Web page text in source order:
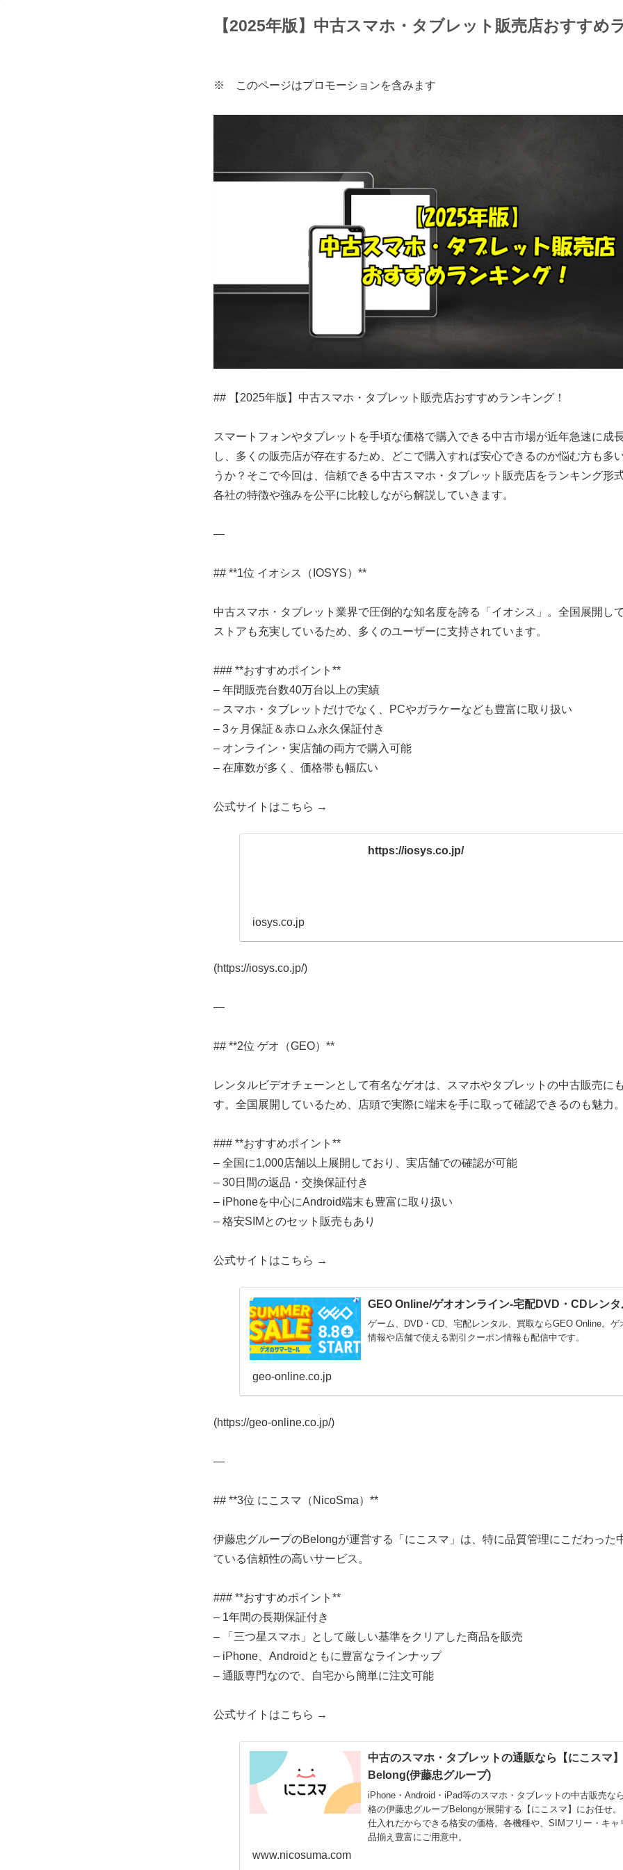
【2025年版】中古スマホ・タブレット販売店おすすめ
※ このページはプロモーションを含みます
## 【2025年版】中古スマホ・タブレット販売店おすすめランキング！
スマートフォンやタブレットを手頃な価格で購入できる中古市場が近年急速に成
し、多くの販売店が存在するため、どこで購入すれば安心できるのか悩む方も多
うか？そこで今回は、信頼できる中古スマホ・タブレット販売店をランキング形
各社の特徴や強みを公平に比較しながら解説していきます。
—
## **1位 イオシス（IOSYS）**
中古スマホ・タブレット業界で圧倒的な知名度を誇る「イオシス」。全国展開し
ストアも充実しているため、多くのユーザーに支持されています。
### **おすすめポイント**
– 年間販売台数40万台以上の実績
– スマホ・タブレットだけでなく、PCやガラケーなども豊富に取り扱い
– 3ヶ月保証＆赤ロム永久保証付き
– オンライン・実店舗の両方で購入可能
– 在庫数が多く、価格帯も幅広い
公式サイトはこちら →
https://iosys.co.jp/
iosys.co.jp
(https://iosys.co.jp/)
—
## **2位 ゲオ（GEO）**
レンタルビデオチェーンとして有名なゲオは、スマホやタブレットの中古販売に
す。全国展開しているため、店頭で実際に端末を手に取って確認できるのも魅力。
### **おすすめポイント**
– 全国に1,000店舗以上展開しており、実店舗での確認が可能
– 30日間の返品・交換保証付き
– iPhoneを中心にAndroid端末も豊富に取り扱い
– 格安SIMとのセット販売もあり
公式サイトはこちら →
GEO Online/ゲオオンライン-宅配DVD・CDレンタ
ゲーム、DVD・CD、宅配レンタル、買取ならGEO Online。ゲ
情報や店舗で使える割引クーポン情報も配信中です。
geo-online.co.jp
(https://geo-online.co.jp/)
—
## **3位 にこスマ（NicoSma）**
伊藤忠グループのBelongが運営する「にこスマ」は、特に品質管理にこだわった
ている信頼性の高いサービス。
### **おすすめポイント**
– 1年間の長期保証付き
– 「三つ星スマホ」として厳しい基準をクリアした商品を販売
– iPhone、Androidともに豊富なラインナップ
– 通販専門なので、自宅から簡単に注文可能
公式サイトはこちら →
中古のスマホ・タブレットの通販なら【にこスマ】
Belong(伊藤忠グループ)
iPhone・Android・iPad等のスマホ・タブレットの中古販売な
格の伊藤忠グループBelongが展開する【にこスマ】にお任せ
仕入れだからできる格安の価格。各機種や、SIMフリー・キャ
品揃え豊富にご用意中。
www.nicosuma.com